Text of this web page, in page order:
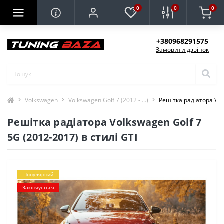
0 0 0
+380968291575
Замовити дзвінок
Volkswagen Volkswagen Golf 7 (2012 - ...) Решітка радіатора
Решітка радіатора Volkswagen Golf 7
5G (2012-2017) в стилі GTI
Популярний
Закінчується